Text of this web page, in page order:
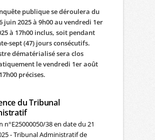
publique se déroulera du
juin 2025 à 9h00 au vendredi 1er
à 17h00 inclus, soit pendant
sept (47) jours consécutifs.
dématérialisé sera clos
le vendredi 1er août
précises.
du Tribunal
n°E25000050/38 en date du 21
- Tribunal Administratif de